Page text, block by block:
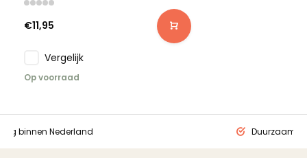
€11,95
Vergelijk
Op voorraad
binnen Nederland Duurzaam